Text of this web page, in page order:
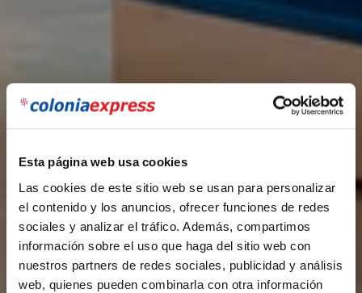
Esta página web usa cookies
Las cookies de este sitio web se usan para personalizar
el contenido y los anuncios, ofrecer funciones de redes
sociales y analizar el tráfico. Además, compartimos
información sobre el uso que haga del sitio web con
nuestros partners de redes sociales, publicidad y análisis
web, quienes pueden combinarla con otra información